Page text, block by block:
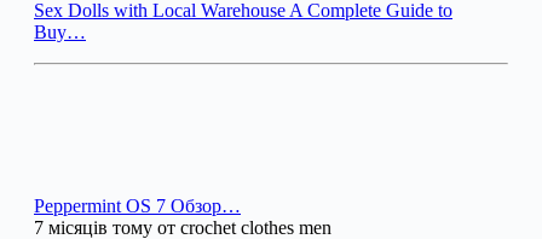
Sex Dolls with Local Warehouse A Complete Guide to
Buy…
Peppermint OS 7 Обзор…
7 місяців тому от crochet clothes men